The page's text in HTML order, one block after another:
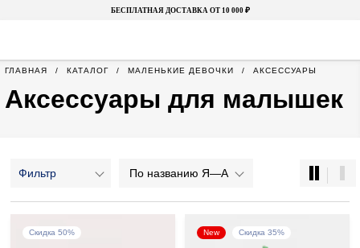
БЕСПЛАТНАЯ ДОСТАВКА ОТ 10 000 ₽
ГЛАВНАЯ КАТАЛОГ МАЛЕНЬКИЕ ДЕВОЧКИ АКСЕССУАРЫ
Аксессуары для малышек
Фильтр По названию Я—А
Скидка 50% New Скидка 35%